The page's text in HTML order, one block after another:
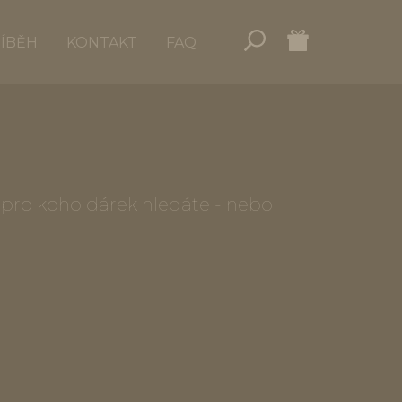
koho dárek hledáte - nebo
KONTAKT FAQ